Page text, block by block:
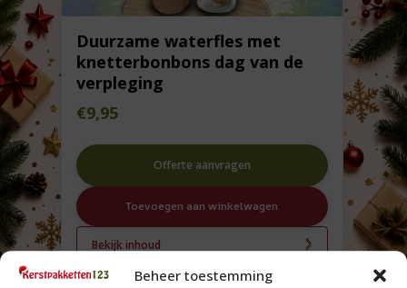
Beheer toestemming
Duurzame waterfles met
knetterbonbons dag van de
verpleging
€9,95
Offerte aanvragen
Toevoegen aan winkelwagen
Bekijk inhoud